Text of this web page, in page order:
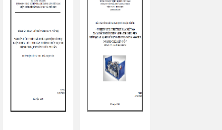
hại chủ yếu trên
Đăk Nông
nâng cao năng
suất cà phê bền
vững ở Đăk Lăk